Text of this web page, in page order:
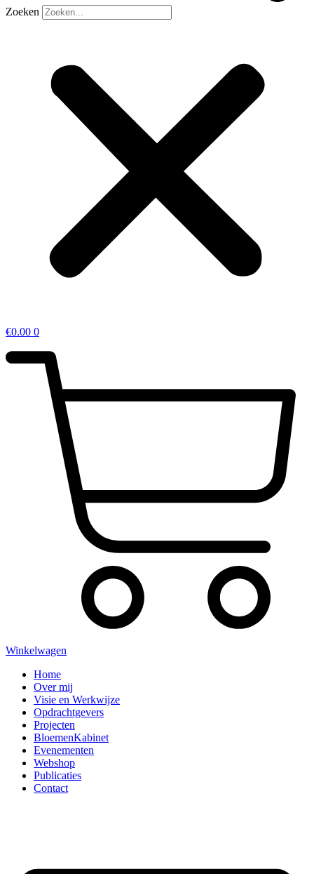
Zoeken
€0.00 0
Winkelwagen
Home
Over mij
Visie en Werkwijze
Opdrachtgevers
Projecten
BloemenKabinet
Evenementen
Webshop
Publicaties
Contact